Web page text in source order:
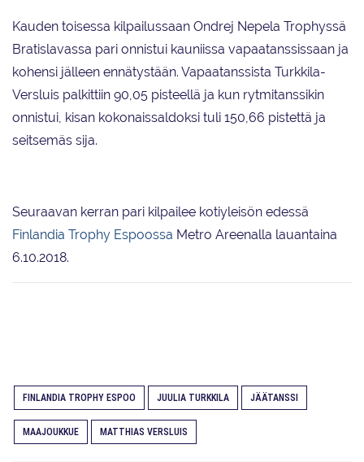
Kauden toisessa kilpailussaan Ondrej Nepela Trophyssä
Bratislavassa pari onnistui kauniissa vapaatanssissaan ja
kohensi jälleen ennätystään. Vapaatanssista Turkkila-
Versluis palkittiin 90,05 pisteellä ja kun rytmitanssikin
onnistui, kisan kokonaissaldoksi tuli 150,66 pistettä ja
seitsemäs sija.
Seuraavan kerran pari kilpailee kotiyleisön edessä
Finlandia Trophy Espoossa Metro Areenalla lauantaina
6.10.2018.
FINLANDIA TROPHY ESPOO JUULIA TURKKILA JÄÄTANSSI
MAAJOUKKUE MATTHIAS VERSLUIS